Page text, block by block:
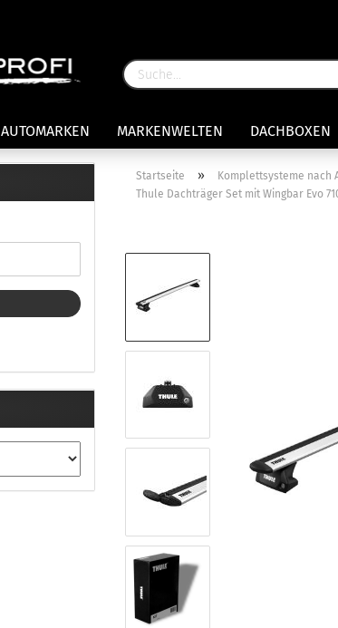
MARKENWELTEN DACHBOXEN
Universaltträger Reling
Thule Montagekits 50.. für 7105
normalen Dach
Thule Montagekits 40.. für 753
Fußsatz Fahrzeuge mit
integrierter Reling
Thule Montagekits 60.. für 7106
Fußsatz Fahrzeuge mit
Startseite » Komplettsysteme nach
Thule Dachträger Set mit Wingbar Evo